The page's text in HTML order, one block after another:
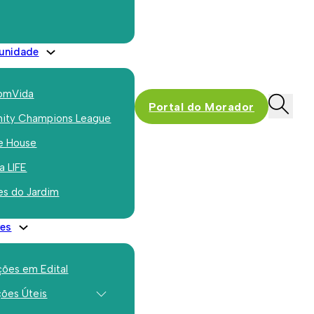
Champions League
House
LIFE
do Jardim
em Edital
Úteis
Portal do Morador
Bom Pastor, abrangeu 101
melhorar o conforto térmico e a
qualidade de vida para os